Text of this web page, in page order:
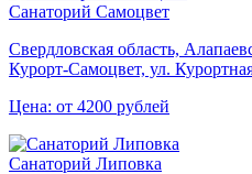
Санаторий Самоцвет
Свердловская область,
Курорт‑Самоцвет, ул.
Цена: от 4200 рублей
Санаторий Липовка